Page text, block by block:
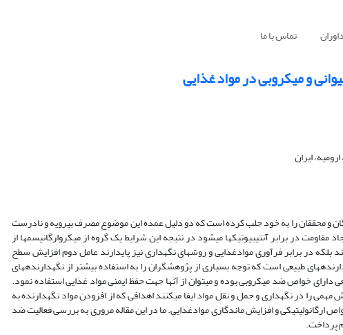
داوران تماس با ما
و میکروبی در مواد غذایی
ایران
و محققان را به خود جلب کرده است که دو دلیل عمده این موضوع مصرف بی­رویه و نادرست
مقاومت در برابر آنتی­بیوتیک­ها می­شود در نتیجه این شرایط یک گروه از میکروارگانیسم­ها از
بلکه در برابر فرآوری موادغذایی و روش­های نگهداری نیز پایدارند عامل دوم افزایش سطح
طبیعی است که توجه بسیاری از پژوهشگران را به استفاده بیشتر از نگهدارنده­های
خواص ضد ­میکروبی بوده و می­توان از آنها جهت حفظ ایمنی مواد غذایی استفاده نمود.
را در نگهداری و حمل و نقل مواد ایفا می­کنند اهدافی که از افزودن مواد نگهدارنده به
و افزایش ماندگاری موادغذایی. ما در این مقاله مروری به بررسی فعالیت ضد
پرداخت.